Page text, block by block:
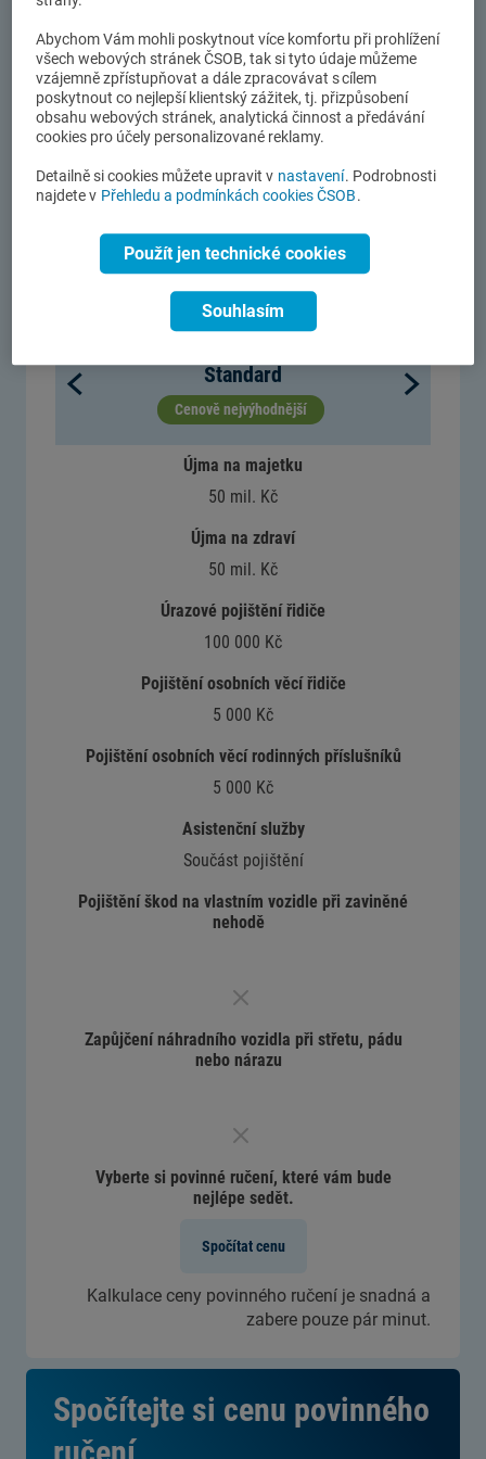
Pokud způsobíte nehodu (platí pro střet, pád nebo
náraz vozidla) a oprava vašeho vozu bude delší než
8 hodin, zaplatíme náklady na zapůjčení vozidla do
výše 10 000 Kč.
Vyberte si z variant povinného
ručení
 Standard
Cenově nejvýhodnější

Újma na majetku
50 mil. Kč
Újma na zdraví
50 mil. Kč
Úrazové pojištění řidiče
100 000 Kč
Pojištění osobních věcí řidiče
5 000 Kč
Pojištění osobních věcí rodinných příslušníků
5 000 Kč
Asistenční služby
Součást pojištění
Pojištění škod na vlastním vozidle při zaviněné
nehodě
Zapůjčení náhradního vozidla při střetu, pádu
nebo nárazu
Vyberte si povinné ručení, které vám bude
nejlépe sedět.
Spočítat cenu
Kalkulace ceny povinného ručení je snadná a
zabere pouze pár minut.
Spočítejte si cenu povinného
Abychom Vám mohli poskytnout více komfortu při prohlížení
všech webových stránek ČSOB, tak si tyto údaje můžeme
vzájemně zpřístupňovat a dále zpracovávat s cílem
poskytnout co nejlepší klientský zážitek, tj. přizpůsobení
obsahu webových stránek, analytická činnost a předávání
cookies pro účely personalizované reklamy.
Detailně si cookies můžete upravit v nastavení. Podrobnosti
najdete v Přehledu a podmínkách cookies ČSOB.
Použít jen technické cookies
Souhlasím